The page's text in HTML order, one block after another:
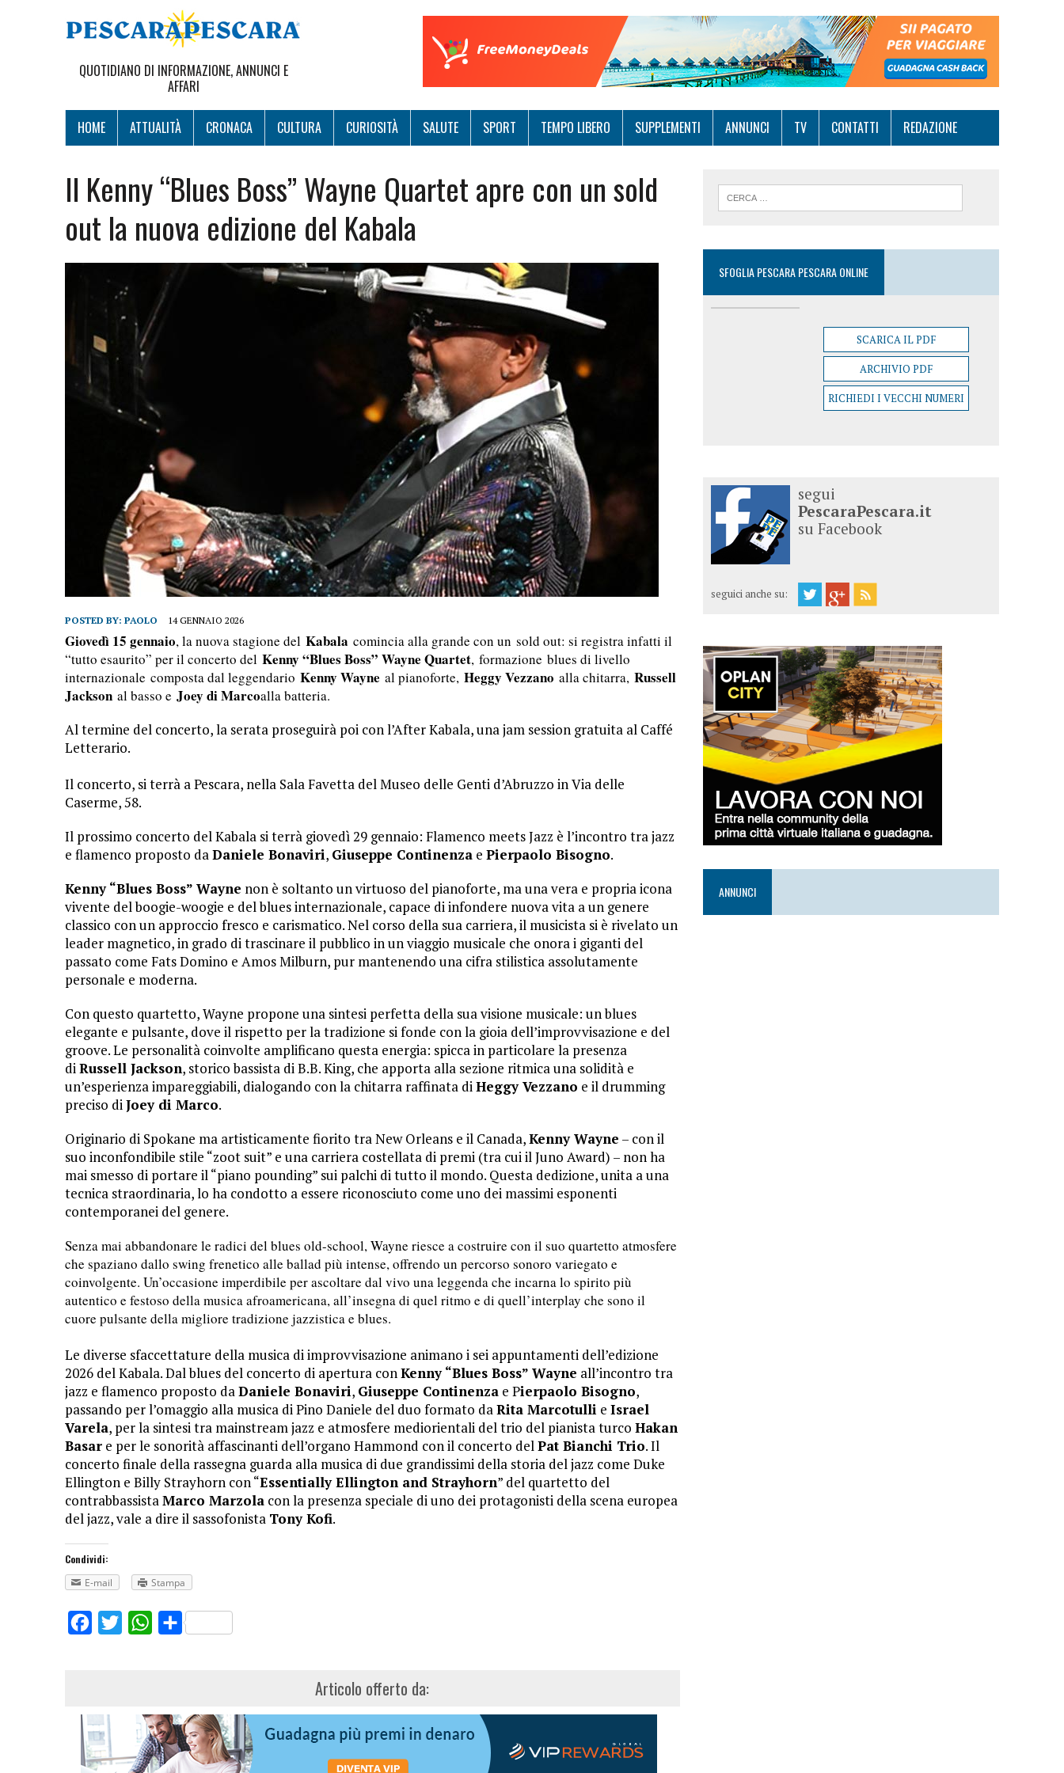
QUOTIDIANO DI INFORMAZIONE, ANNUNCI E
AFFARI
HOME ATTUALITÀ CRONACA CULTURA CURIOSITÀ SALUTE SPORT TEMPO LIBERO SUPPLEMENTI ANNUNCI TV CONTATTI REDAZIONE
Il Kenny “Blues Boss” Wayne Quartet apre con un sold
out la nuova edizione del Kabala
POSTED BY: PAOLO 14 GENNAIO 2026
Giovedì 15 gennaio, la nuova stagione del Kabala comincia alla grande con un sold out: si registra infatti il
“tutto esaurito” per il concerto del Kenny “Blues Boss” Wayne Quartet, formazione blues di livello
internazionale composta dal leggendario Kenny Wayne al pianoforte, Heggy Vezzano alla chitarra, Russell
Jackson al basso e Joey di Marcoalla batteria.
Al termine del concerto, la serata proseguirà poi con l’After Kabala, una jam session gratuita al Caffé
Letterario.
Il concerto, si terrà a Pescara, nella Sala Favetta del Museo delle Genti d’Abruzzo in Via delle
Caserme, 58.
Il prossimo concerto del Kabala si terrà giovedì 29 gennaio: Flamenco meets Jazz è l’incontro tra jazz
e flamenco proposto daDaniele Bonaviri, Giuseppe Continenza e Pierpaolo Bisogno.
Kenny “Blues Boss” Wayne non è soltanto un virtuoso del pianoforte, ma una vera e propria icona
vivente del boogie-woogie e del blues internazionale, capace di infondere nuova vita a un genere
classico con un approccio fresco e carismatico. Nel corso della sua carriera, il musicista si è rivelato un
leader magnetico, in grado di trascinare il pubblico in un viaggio musicale che onora i giganti del
passato come Fats Domino e Amos Milburn, pur mantenendo una cifra stilistica assolutamente
personale e moderna.
Con questo quartetto, Wayne propone una sintesi perfetta della sua visione musicale: un blues
elegante e pulsante, dove il rispetto per la tradizione si fonde con la gioia dell’improvvisazione e del
groove. Le personalità coinvolte amplificano questa energia: spicca in particolare la presenza
diRussell Jackson, storico bassista di B.B. King, che apporta alla sezione ritmica una solidità e
un’esperienza impareggiabili, dialogando con la chitarra raffinata diHeggy Vezzano e il drumming
preciso diJoey di Marco.
Originario di Spokane ma artisticamente fiorito tra New Orleans e il Canada,Kenny Wayne – con il
suo inconfondibile stile “zoot suit” e una carriera costellata di premi (tra cui il Juno Award) – non ha
mai smesso di portare il “piano pounding” sui palchi di tutto il mondo. Questa dedizione, unita a una
tecnica straordinaria, lo ha condotto a essere riconosciuto come uno dei massimi esponenti
contemporanei del genere.
Senza mai abbandonare le radici del blues old-school, Wayne riesce a costruire con il suo quartetto atmosfere
che spaziano dallo swing frenetico alle ballad più intense, offrendo un percorso sonoro variegato e
coinvolgente. Un’occasione imperdibile per ascoltare dal vivo una leggenda che incarna lo spirito più
autentico e festoso della musica afroamericana, all’insegna di quel ritmo e di quell’interplay che sono il
cuore pulsante della migliore tradizione jazzistica e blues.
Le diverse sfaccettature della musica di improvvisazione animano i sei appuntamenti dell’edizione
2026 del Kabala. Dal blues del concerto di apertura conKenny “Blues Boss” Wayne all’incontro tra
jazz e flamenco proposto daDaniele Bonaviri, Giuseppe Continenza e Pierpaolo Bisogno,
passando per l’omaggio alla musica di Pino Daniele del duo formato daRita Marcotulli e Israel
Varela, per la sintesi tra mainstream jazz e atmosfere mediorientali del trio del pianista turco Hakan
Basar e perle sonorità affascinanti dell’organo Hammond con il concerto delPat Bianchi Trio. Il
concerto finale della rassegna guarda alla musica di due grandissimi della storia del jazz come Duke
Ellington e Billy Strayhorn con “Essentially Ellington and Strayhorn” del quartetto del
contrabbassistaMarco Marzola con la presenza speciale di uno dei protagonisti della scena europea
del jazz, vale a dire il sassofonista Tony Kofi.
Condividi:
E-mail
Stampa
FacebookTwitterWhatsApp
Share
Articolo offerto da:
SFOGLIA PESCARA PESCARA ONLINE
SCARICA IL PDF
ARCHIVIO PDF
RICHIEDI I VECCHI NUMERI
segui
PescaraPescara.it
su Facebook
seguici anche su:
ANNUNCI